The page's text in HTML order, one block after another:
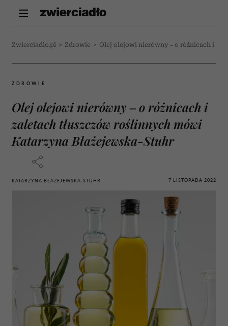
Zwierciadlo.pl > Zdrowie > Olej olejowi nierówny – o różnicach i
ZDROWIE
Olej olejowi nierówny – o różnicach i
zaletach tłuszczów roślinnych mówi
Katarzyna Błażejewska-Stuhr
KATARZYNA BŁAŻEJEWSKA-STUHR 7 LISTOPADA 2022